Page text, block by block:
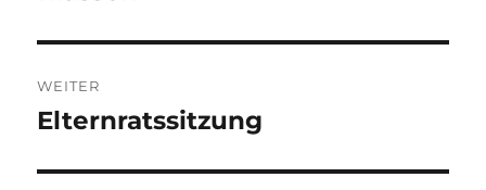
WEITER
Nächster
Elternratssitzung